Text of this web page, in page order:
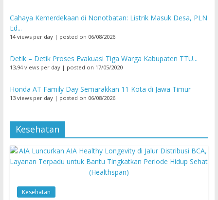
Cahaya Kemerdekaan di Nonotbatan: Listrik Masuk Desa, PLN
Ed...
14 views per day| posted on 06/08/2026
Detik – Detik Proses Evakuasi Tiga Warga Kabupaten TTU...
13,94 views per day| posted on 17/05/2020
Honda AT Family Day Semarakkan 11 Kota di Jawa Timur
13 views per day| posted on 06/08/2026
Kesehatan
Kesehatan